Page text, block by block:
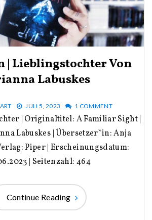
| Lieblingstochter Von
Labuskes
JULI 5, 2023 1 COMMENT
Labuskes | Übersetzer*in: Anja
Piper | Erscheinungsdatum:
| Seitenzahl: 464
Continue Reading